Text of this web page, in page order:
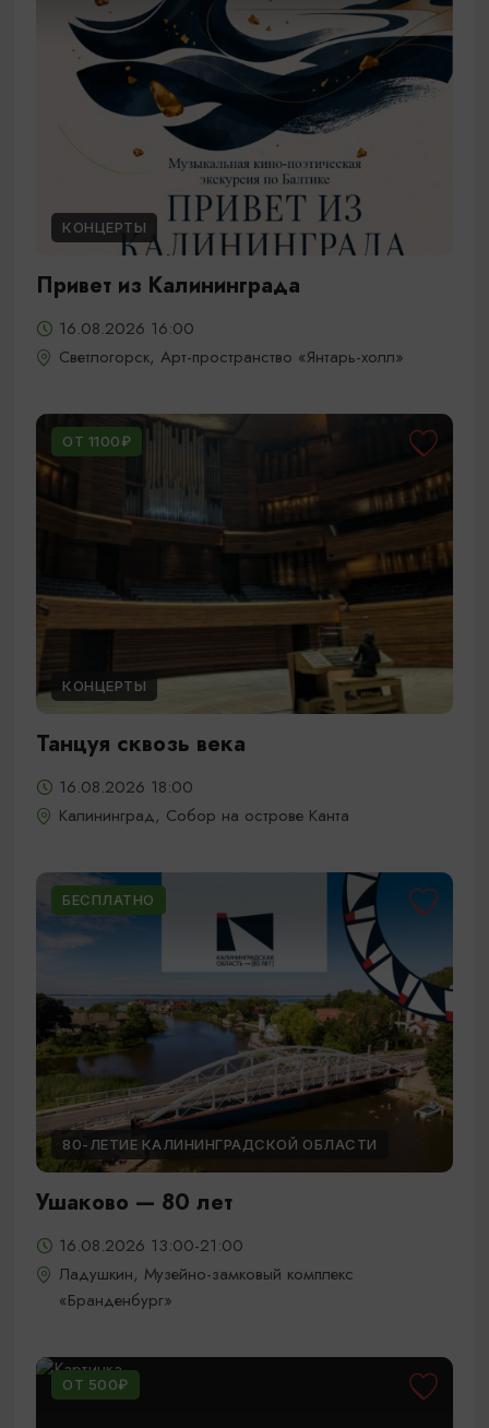
КОНЦЕРТЫ
Привет из Калининграда
16.08.2026 16:00
Светлогорск, Арт-пространство «Янтарь-холл»
ОТ 1100₽
КОНЦЕРТЫ
Танцуя сквозь века
16.08.2026 18:00
Калининград, Собор на острове Канта
БЕСПЛАТНО
80-ЛЕТИЕ КАЛИНИНГРАДСКОЙ ОБЛАСТИ
Ушаково — 80 лет
16.08.2026 13:00-21:00
Ладушкин, Музейно-замковый комплекс
«Бранденбург»
ОТ 500₽